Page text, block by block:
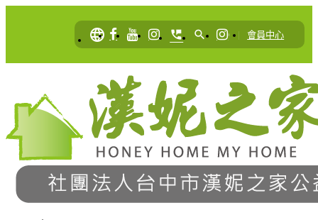
language perm_phone_msg search | 會員中心